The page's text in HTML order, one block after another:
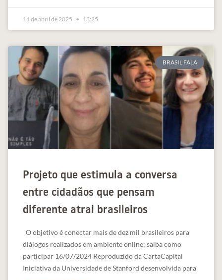
14 de abril de 2025 13:25
BRASIL FALA
Projeto que estimula a conversa
entre cidadãos que pensam
diferente atrai brasileiros
O objetivo é conectar mais de dez mil brasileiros para
diálogos realizados em ambiente online; saiba como
participar 16/07/2024 Reproduzido da CartaCapital
Iniciativa da Universidade de Stanford desenvolvida para